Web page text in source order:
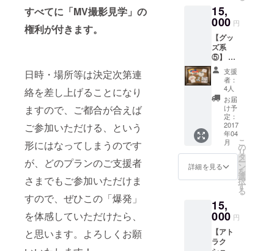
すべてに「MV撮影見学」の
権利が付きます。
日時・場所等は決定次第連
絡を差し上げることになり
ますので、ご都合が合えば
ご参加いただける、という
形にはなってしまうのです
が、どのプランのご支援者
さまでもご参加いただけま
すので、ぜひこの「爆発」
を体感していただけたら、
と思います。よろしくお願
ジャンルは
たぶんヒッ
プホップ
で、こころ
はロックン
ロール。
IRE限
定‼︎さよ
ならぼ
くのシ
ンデレ
ラTシャ
ツ
（バッ
クスタ
イルは
春ねむ
りが手
書きで
支援者
様のお
名前を
記名し
す） ・
完成し
たさよ
ならぼ
くのシ
15,
000 円
【グッ
ズ系
⑤】 ・
お礼の
お手紙
・春ね
むりス
テッ
カー（3
枚セッ
ト） ・
MVにお
名前を
クレ
ジット
記載 ・
IRE限
定‼︎さよ
ならぼ
くのシ
ンデレ
支援
者：
4人
お届
け予
定：
2017
年04
月
詳細を見る
こ
の
リ
タ
ー
ン
を
選
択
す
る
15,
000 円
【アト
ラク